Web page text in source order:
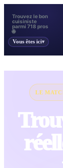
Trouvez le bon
cuisiniste
parmi 718 pros
🌐
Vous êtes ici
LE